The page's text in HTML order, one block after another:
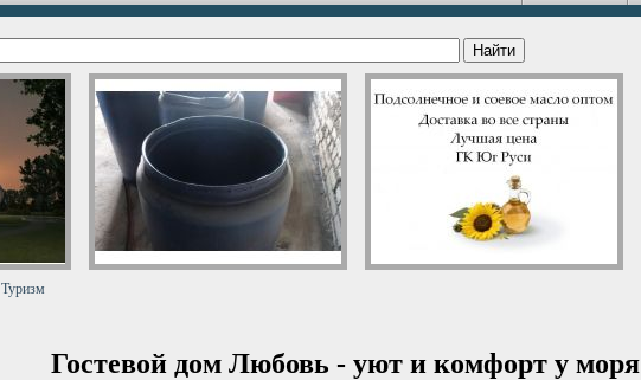
Туризм
Гостевой дом Любовь - уют и комфорт у моря